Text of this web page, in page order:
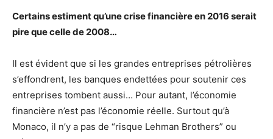
Certains estiment qu’une crise financière en 2016 serait
pire que celle de 2008…
Il est évident que si les grandes entreprises pétrolières
s’effondrent, les banques endettées pour soutenir ces
entreprises tombent aussi… Pour autant, l’économie
financière n’est pas l’économie réelle. Surtout qu’à
Monaco, il n’y a pas de “risque Lehman Brothers” ou